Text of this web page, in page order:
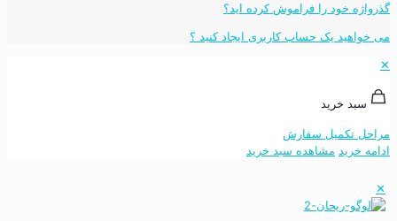
گذرواژه خود را فراموش کرده اید؟
می خواهید یک حساب کاربری ایجاد کنید ؟
✕
سبد خرید
مراحل تکمیل سفارش
ادامه خرید مشاهده سبد خرید
✕